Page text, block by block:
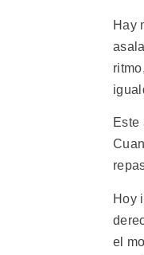
Hay
Este
Hoy
el